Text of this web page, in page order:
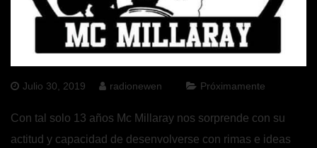
Julio 30, 2019 radionewen Próximamente
Con tal solo 13 años Mc Millaray nos sorprende con su
actitud y capacidad de desenvolverse con rimas e ideas